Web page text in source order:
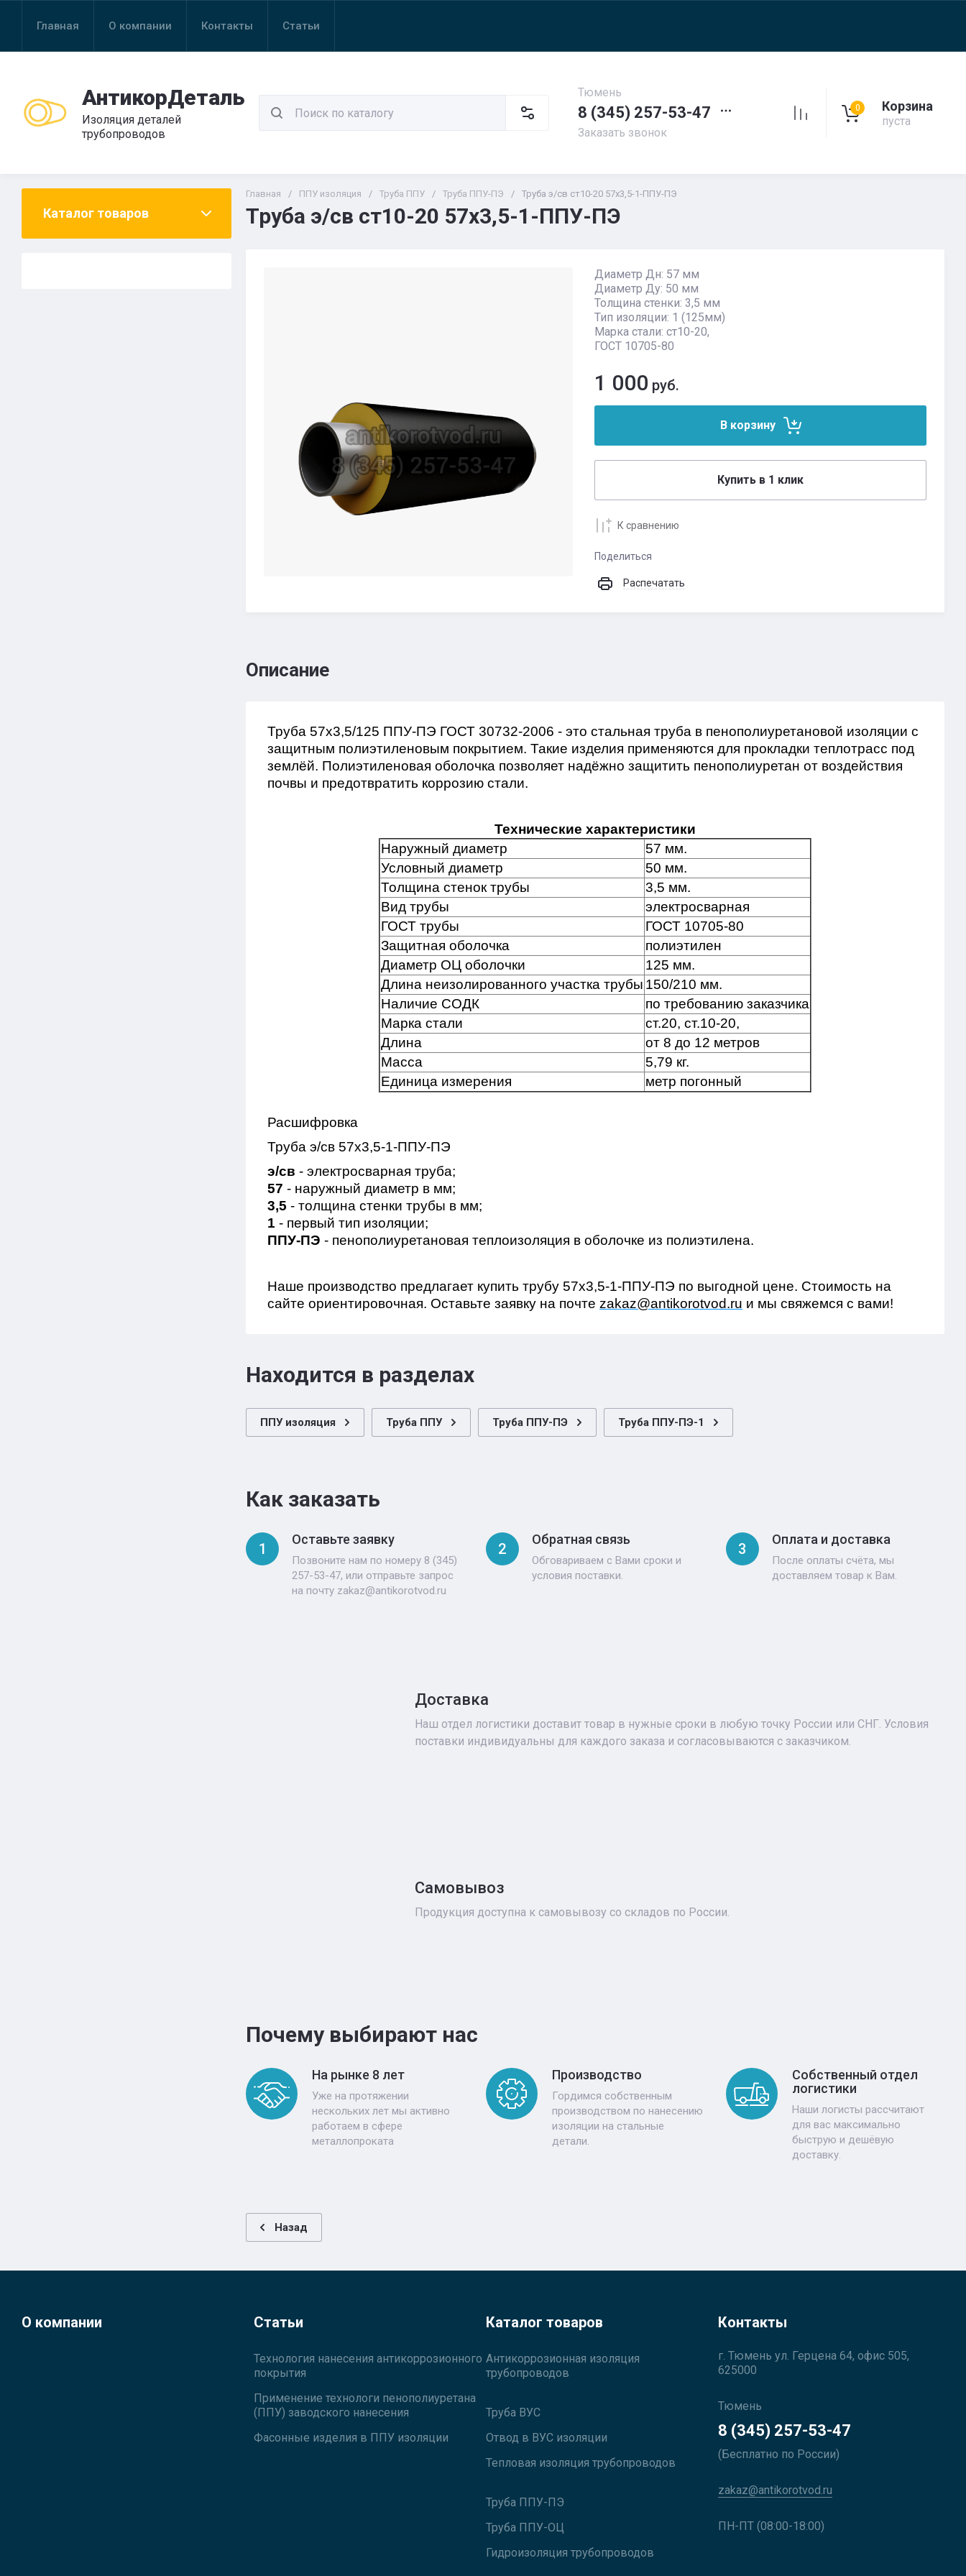
Главная О компании Контакты Статьи
АнтикорДеталь
Изоляция деталей
трубопроводов
Тюмень
8 (345) 257-53-47
Заказать звонок
0 Корзина
пуста
Каталог товаров
Главная / ППУ изоляция / Труба ППУ / Труба ППУ-ПЭ / Труба э/св ст10-20 57х3,5-1-ППУ-ПЭ
Труба э/св ст10-20 57х3,5-1-ППУ-ПЭ
Диаметр Дн: 57 мм
Диаметр Ду: 50 мм
Толщина стенки: 3,5 мм
Тип изоляции: 1 (125мм)
Марка стали: ст10-20,
ГОСТ 10705-80
1 000 руб.
В корзину
Купить в 1 клик
К сравнению
Поделиться
Распечатать
Описание
Труба 57х3,5/125 ППУ-ПЭ ГОСТ 30732-2006 - это стальная труба в пенополиуретановой изоляции с
защитным полиэтиленовым покрытием. Такие изделия применяются для прокладки теплотрасс под
землёй. Полиэтиленовая оболочка позволяет надёжно защитить пенополиуретан от воздействия
почвы и предотвратить коррозию стали.
Технические характеристики
Наружный диаметр
57 мм.
Условный диаметр
50 мм.
Толщина стенок трубы
3,5 мм.
Вид трубы
электросварная
ГОСТ трубы
ГОСТ 10705-80
Защитная оболочка
полиэтилен
Диаметр ОЦ оболочки
125 мм.
Длина неизолированного участка трубы 150/210 мм.
Наличие СОДК
по требованию заказчика
Марка стали
ст.20, ст.10-20,
Длина
от 8 до 12 метров
Масса
5,79 кг.
Единица измерения
метр погонный
Расшифровка
Труба э/св 57х3,5-1-ППУ-ПЭ
э/св - электросварная труба;
57 - наружный диаметр в мм;
3,5 - толщина стенки трубы в мм;
1 - первый тип изоляции;
ППУ-ПЭ - пенополиуретановая теплоизоляция в оболочке из полиэтилена.
Наше производство предлагает купить трубу 57х3,5-1-ППУ-ПЭ по выгодной цене. Стоимость на
сайте ориентировочная. Оставьте заявку на почте zakaz@antikorotvod.ru и мы свяжемся с вами!
Находится в разделах
ППУ изоляция Труба ППУ Труба ППУ-ПЭ Труба ППУ-ПЭ-1
Как заказать
1
Оставьте заявку
Позвоните нам по номеру 8 (345)
257-53-47, или отправьте запрос
на почту zakaz@antikorotvod.ru
2
Обратная связь
Обговариваем с Вами сроки и
условия поставки.
3
Оплата и доставка
После оплаты счёта, мы
доставляем товар к Вам.
Доставка
Наш отдел логистики доставит товар в нужные сроки в любую точку России или СНГ. Условия
поставки индивидуальны для каждого заказа и согласовываются с заказчиком.
Самовывоз
Продукция доступна к самовывозу со складов по России.
Почему выбирают нас
На рынке 8 лет
Уже на протяжении
нескольких лет мы активно
работаем в сфере
металлопроката
Производство
Гордимся собственным
производством по нанесению
изоляции на стальные
детали.
Собственный отдел
логистики
Наши логисты рассчитают
для вас максимально
быструю и дешёвую
доставку.
Назад
О компании Статьи
Технология нанесения антикоррозионного
покрытия
Применение технологи пенополиуретана
(ППУ) заводского нанесения
Фасонные изделия в ППУ изоляции
Каталог товаров
Антикоррозионная изоляция
трубопроводов
Труба ВУС
Отвод в ВУС изоляции
Тепловая изоляция трубопроводов
Труба ППУ-ПЭ
Труба ППУ-ОЦ
Гидроизоляция трубопроводов
Контакты
г. Тюмень ул. Герцена 64, офис 505,
625000
Тюмень
8 (345) 257-53-47
(Бесплатно по России)
zakaz@antikorotvod.ru
ПН-ПТ (08:00-18:00)